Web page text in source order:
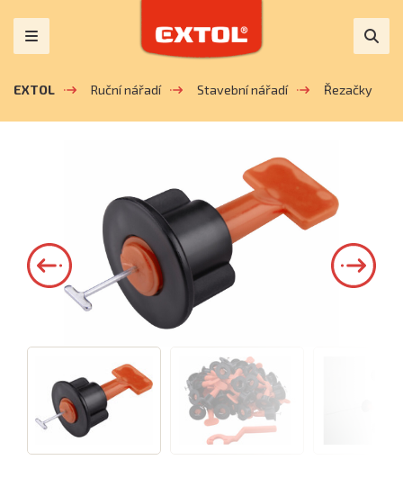
EXTOL Ruční nářadí Stavební nářadí Řezačky